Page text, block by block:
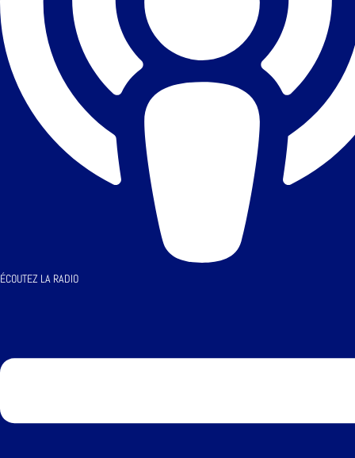
ÉCOUTEZ LA RADIO